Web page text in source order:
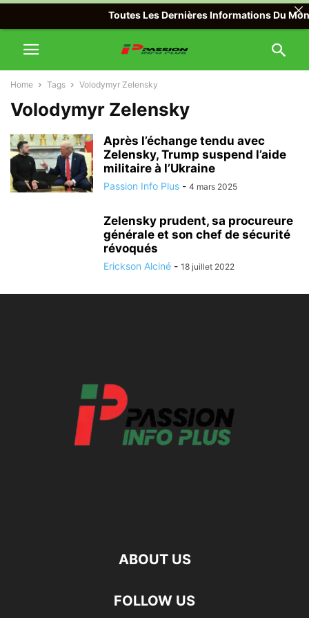
Home Tags Volodymyr Zelensky
Volodymyr Zelensky
Après l’échange tendu avec
Zelensky, Trump suspend l’aide
militaire à l’Ukraine
Passion Info Plus - 4 mars 2025
Zelensky prudent, sa procureure
générale et son chef de sécurité
révoqués
Erickson Alciné - 18 juillet 2022
ABOUT US
FOLLOW US
Toutes Les Dernières Informations Du